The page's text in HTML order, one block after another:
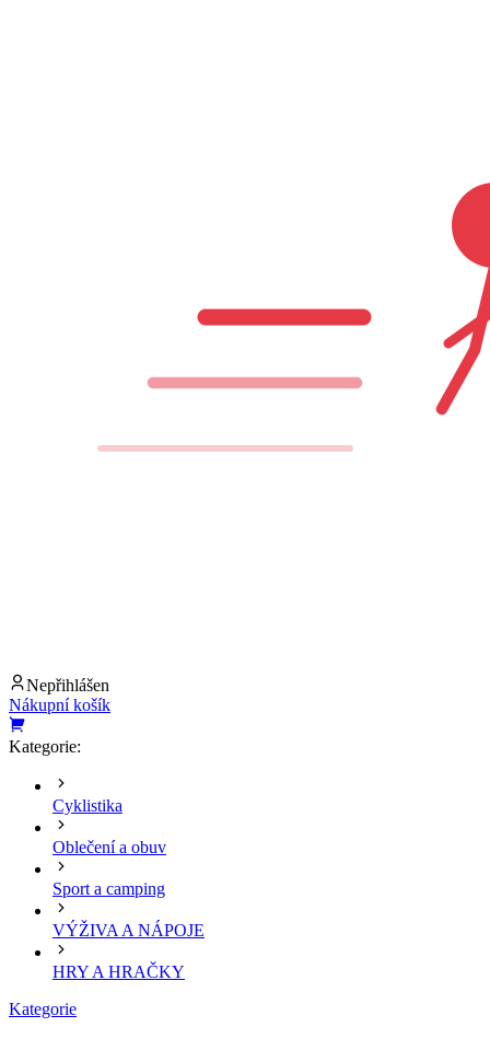
Nepřihlášen
Nákupní košík
Kategorie:
Cyklistika
Oblečení a obuv
Sport a camping
VÝŽIVA A NÁPOJE
HRY A HRAČKY
Kategorie